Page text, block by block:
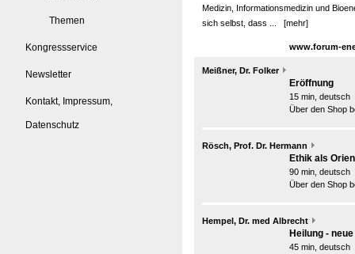
Themen
Kongressservice
Newsletter
Kontakt, Impressum,
Datenschutz
Medizin, Informationsmedizin und
sich selbst, dass ... [mehr]
www.forum-
Meißner, Dr. Folker
Eröffnung
15 min, deutsch
Über den Shop
Rösch, Prof. Dr. Hermann
Ethik als
90 min, deutsch
Über den Shop
Hempel, Dr. med Albrecht
Heilung -
45 min, deutsch